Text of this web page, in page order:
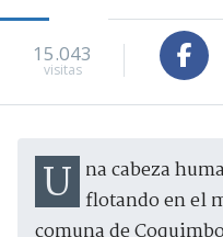
15.043
visitas
Una cabeza humana fue encontrada flotando en el